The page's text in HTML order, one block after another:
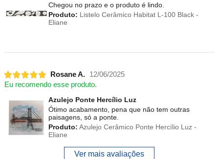
Chegou no prazo e o produto é lindo.
Produto: Listelo Cerâmico Habitat L-100 Black -
Eliane
Rosane A.
12/06/2025
Eu recomendo esse produto.
Azulejo Ponte Hercílio Luz
Ótimo acabamento, pena que não tem outras
paisagens, só a ponte.
Produto: Azulejo Cerâmico Ponte Hercílio Luz -
Eliane
Ver mais avaliações